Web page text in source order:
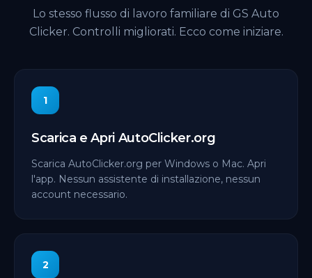
Lo stesso flusso di lavoro familiare di GS Auto
Clicker. Controlli migliorati. Ecco come iniziare.
1
Scarica e Apri AutoClicker.org
Scarica AutoClicker.org per Windows o Mac. Apri
l'app. Nessun assistente di installazione, nessun
account necessario.
2